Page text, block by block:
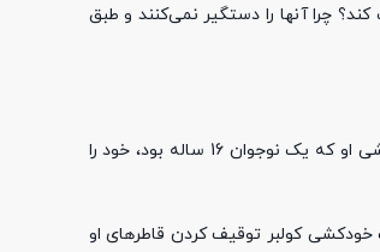
چرا آنها را دستگیر نمی‌کنند و طبق
توقیف قاطرهایش که با آن‌ها بار جابه‌جا می‌کرد آنقدر برایش تحمل‌ناپذیر بود که دست به خودکشی زد. در جریان خودکشی او که یک نوجوان 16 ساله بود، خود را
خودکشی کولبر توقیف کردن قاطرهای او